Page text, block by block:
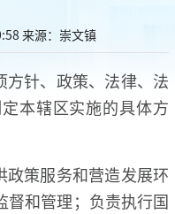
来源：崇文镇
针、政策、法律、法
本辖区实施的具体方
策服务和营造发展环
督和管理；负责执行国